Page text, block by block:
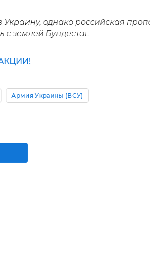
однако российская
с землей Бундестаг.
Армия Украины (ВСУ)